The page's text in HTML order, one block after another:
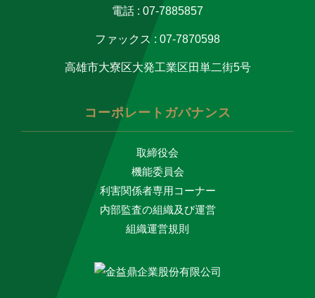
電話 : 07-7885857
ファックス : 07-7870598
高雄市大寮区大発工業区田単二街5号
コーポレートガバナンス
取締役会
機能委員会
利害関係者専用コーナー
内部監査の組織及び運営
組織運営規則